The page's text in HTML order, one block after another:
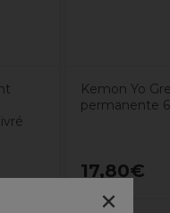
Kemon Yo
permanente
17,80€
×